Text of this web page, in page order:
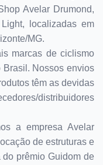
Avelar Drumond,
localizadas em
MG.
marcas de ciclismo
Brasil. Nossos envios
têm as devidas
distribuidores
a empresa Avelar
de estruturas e
prêmio Guidom de